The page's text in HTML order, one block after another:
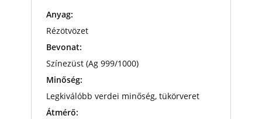
Anyag:
Rézötvözet
Bevonat:
Színezüst (Ag 999/1000)
Minőség:
Legkiválóbb verdei minőség, tükörveret
Átmérő: